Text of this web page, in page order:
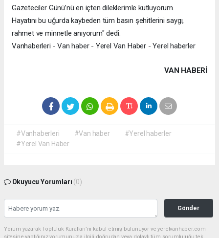
Gazeteciler Günü’nü en içten dileklerimle kutluyorum.
Hayatını bu uğurda kaybeden tüm basın şehitlerini saygı,
rahmet ve minnetle anıyorum" dedi.
Vanhaberleri - Van haber - Yerel Van Haber - Yerel haberler
VAN HABERİ
#Vanhaberleri #Van haber
#Yerel haberler
#Yerel Van Haber
Okuyucu Yorumları (0)
Gönder
Yorum yazarak Topluluk Kuralları’nı kabul etmiş bulunuyor ve yerelvanhaber.com
sitesine yaptığınız yorumunuzla ilgili doğrudan veya dolaylı tüm sorumluluğu tek